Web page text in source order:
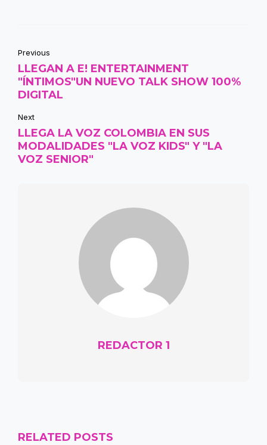
Previous
LLEGAN A E! ENTERTAINMENT
"ÍNTIMOS"UN NUEVO TALK SHOW 100%
DIGITAL
Next
LLEGA LA VOZ COLOMBIA EN SUS
MODALIDADES "LA VOZ KIDS" Y "LA
VOZ SENIOR"
REDACTOR 1
RELATED POSTS